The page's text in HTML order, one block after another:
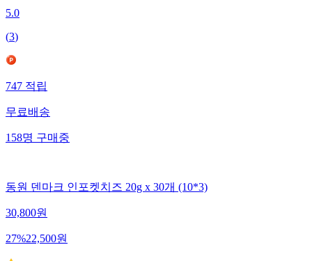
5.0
(3)
747 적립
무료배송
158명 구매중
동원 덴마크 인포켓치즈 20g x 30개 (10*3)
30,800원
27%22,500원